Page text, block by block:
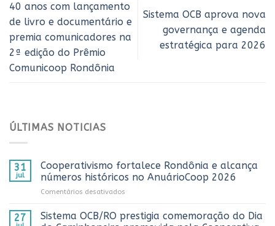
40 anos com lançamento
de livro e documentário e
premia comunicadores na
2ª edição do Prêmio
Comunicoop Rondônia
Sistema OCB aprova nova
governança e agenda
estratégica para 2026
ÚLTIMAS NOTICIAS
31
jul
Cooperativismo fortalece Rondônia e alcança
números históricos no AnuárioCoop 2026
Comentários desativados
fortalece
Rondônia
27
Sistema OCB/RO prestigia comemoração do Dia